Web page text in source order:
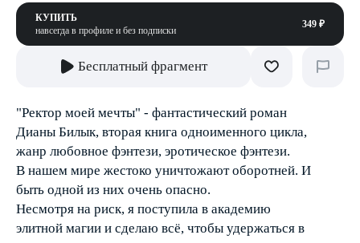
КУПИТЬ
навсегда в профиле и без подписки
349 ₽
Бесплатный фрагмент
"Ректор моей мечты" - фантастический роман
Дианы Билык, вторая книга одноименного цикла,
жанр любовное фэнтези, эротическое фэнтези.
В нашем мире жестоко уничтожают оборотней. И
быть одной из них очень опасно.
Несмотря на риск, я поступила в академию
элитной магии и сделаю всё, чтобы удержаться в